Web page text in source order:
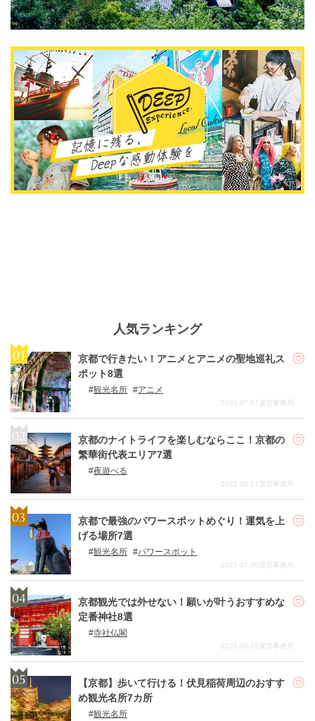
人気ランキング
京都で行きたい！アニメとアニメの聖地巡礼ス
ポット8選
観光名所 アニメ
2021-07-07運営事務局
京都のナイトライフを楽しむならここ！京都の
繁華街代表エリア7選
夜遊べる
2021-06-17運営事務局
京都で最強のパワースポットめぐり！運気を上
げる場所7選
観光名所 パワースポット
2021-07-20運営事務局
京都観光では外せない！願いが叶うおすすめな
定番神社8選
寺社仏閣
2021-06-15運営事務局
【京都】歩いて行ける！伏見稲荷周辺のおすす
め観光名所7カ所
観光名所